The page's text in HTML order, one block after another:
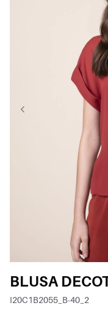
BLUSA
I20C1B2055_B-40_2